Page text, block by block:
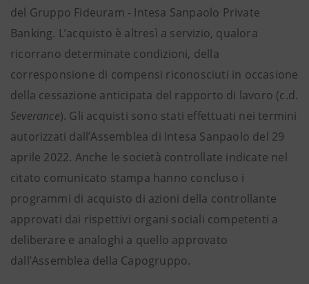
del Gruppo Fideuram - Intesa Sanpaolo Private
Banking. L’acquisto è altresì a servizio, qualora
ricorrano determinate condizioni, della
corresponsione di compensi riconosciuti in occasione
della cessazione anticipata del rapporto di lavoro (c.d.
Severance). Gli acquisti sono stati effettuati nei termini
autorizzati dall’Assemblea di Intesa Sanpaolo del 29
aprile 2022. Anche le società controllate indicate nel
citato comunicato stampa hanno concluso i
programmi di acquisto di azioni della controllante
approvati dai rispettivi organi sociali competenti a
deliberare e analoghi a quello approvato
dall’Assemblea della Capogruppo.